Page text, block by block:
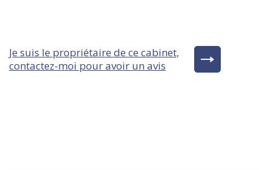
Je suis le propriétaire de ce cabinet,
contactez-moi pour avoir un avis